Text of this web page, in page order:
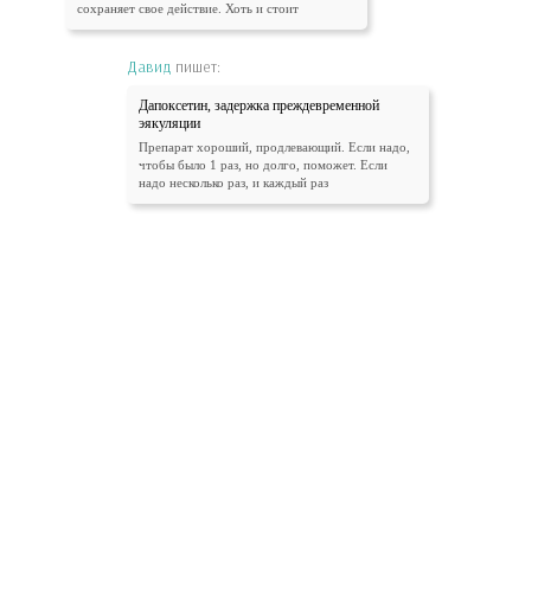
сохраняет свое действие. Хоть и стоит
Давид пишет:
Дапоксетин, задержка преждевременной
эякуляции
Препарат хороший, продлевающий. Если надо,
чтобы было 1 раз, но долго, поможет. Если
надо несколько раз, и каждый раз